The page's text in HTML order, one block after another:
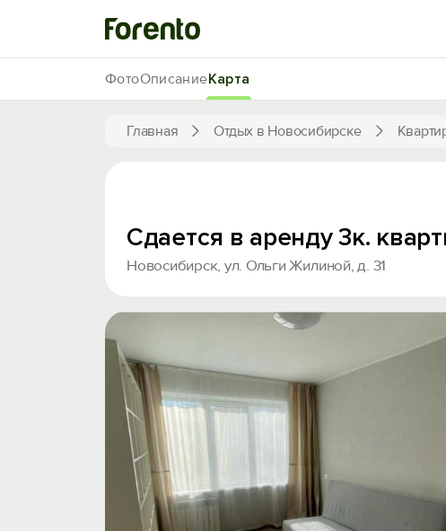
Главная Отдых в Новосибирске
ФотоОписаниеКарта
Сдается в аренду 3к.
Новосибирск, ул. Ольги Жилиной, д. 31